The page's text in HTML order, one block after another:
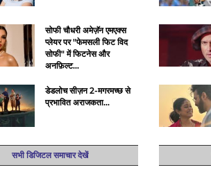
सोफी चौधरी अमेज़ॅन एमएक्स
प्लेयर पर "फेमसली फिट विद
सोफी" में फिटनेस और
अनफ़िल्ट...
डेडलोच सीज़न 2-मगरमच्छ से
प्रभावित अराजकता...
सभी डिजिटल समाचार देखें